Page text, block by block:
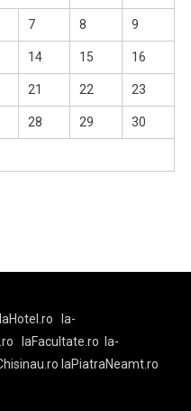
7 8 9
14 15 16
21 22 23
28 29 30
laHotel.ro
la-
laFacultate.ro
la-
laPiatraNeamt.ro